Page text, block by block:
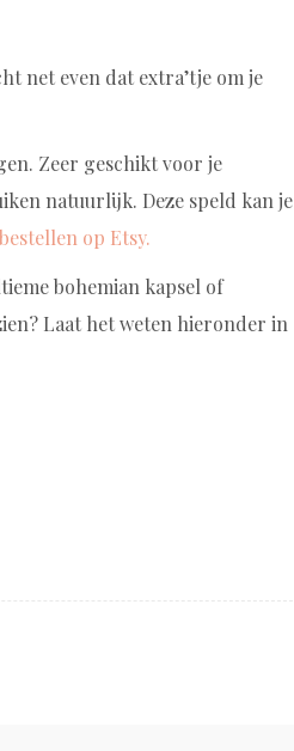
net even dat extra’tje om je
Zeer geschikt voor je
natuurlijk. Deze speld kan je
op Etsy.
bohemian kapsel of
Laat het weten hieronder in